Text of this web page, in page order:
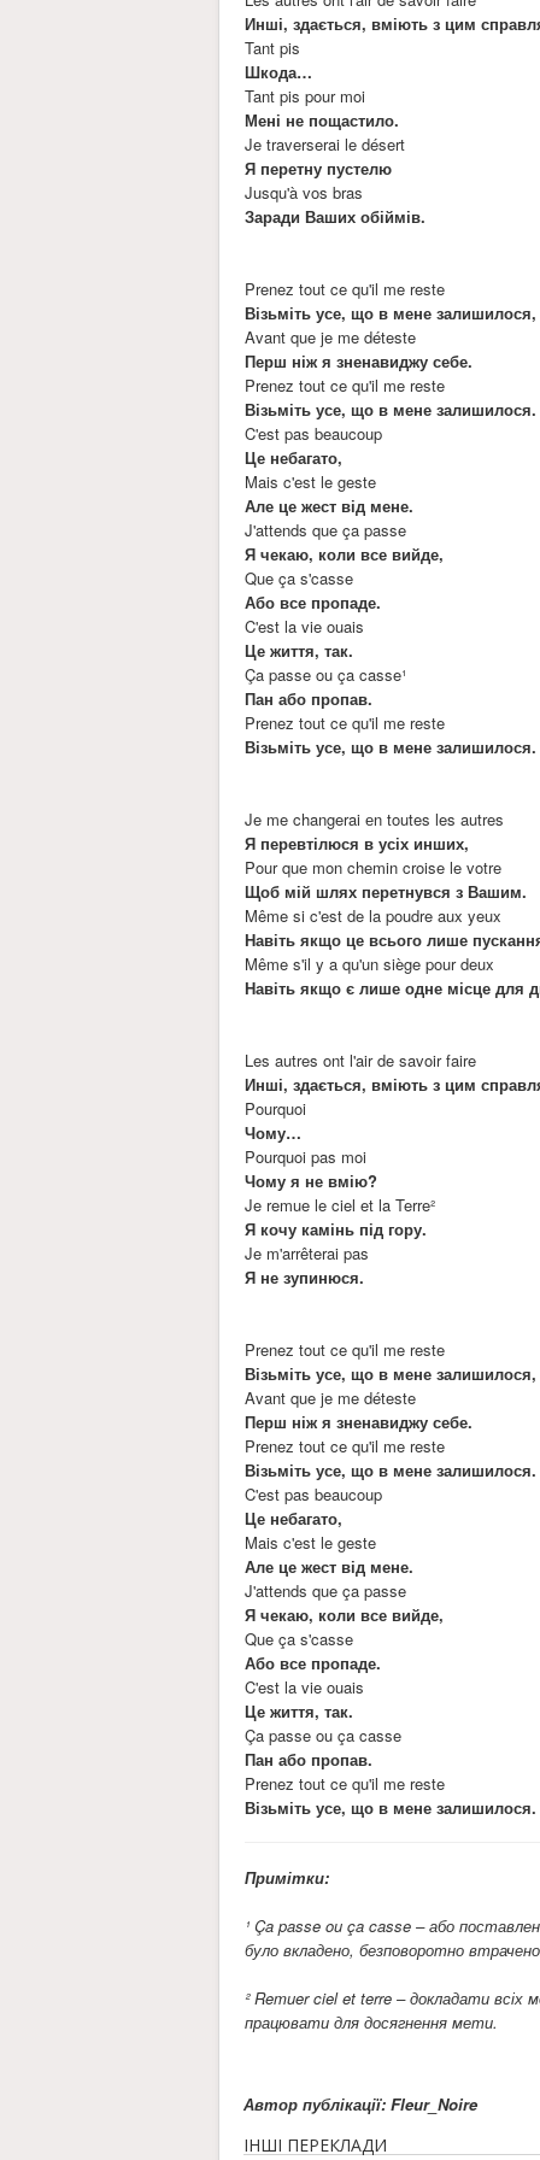
Инші, здається, вміють з цим
Tant pis
Шкода…
Tant pis pour moi
Мені не пощастило.
Je traverserai le désert
Я перетну пустелю
Jusqu'à vos bras
Заради Ваших обіймів.
Prenez tout ce qu'il me reste
Візьміть усе, що в мене залишилося,
Avant que je me déteste
Перш ніж я зненавиджу себе.
Prenez tout ce qu'il me reste
Візьміть усе, що в мене залишилося.
C'est pas beaucoup
Це небагато,
Mais c'est le geste
Але це жест від мене.
J'attends que ça passe
Я чекаю, коли все вийде,
Que ça s'casse
Або все пропаде.
C'est la vie ouais
Це життя, так.
Ça passe ou ça casse¹
Пан або пропав.
Prenez tout ce qu'il me reste
Візьміть усе, що в мене залишилося.
Je me changerai еn toutes les autres
Я перевтілюся в усіх инших,
Pour que mon chemin croise le votre
Щоб мій шлях перетнувся з Вашим.
Même si c'est de la poudre aux yeux
Навіть якщо це всього лише
Même s'il y a qu'un siège pour deux
Навіть якщо є лише одне місце для
Les autres ont l'air de savoir faire
Инші, здається, вміють з цим
Pourquoi
Чому…
Pourquoi pas moi
Чому я не вмію?
Je remue le ciel et la Terre²
Я кочу камінь під гору.
Je m'arrêterai pas
Я не зупинюся.
Prenez tout ce qu'il me reste
Візьміть усе, що в мене залишилося,
Avant que je me déteste
Перш ніж я зненавиджу себе.
Prenez tout ce qu'il me reste
Візьміть усе, що в мене залишилося.
C'est pas beaucoup
Це небагато,
Mais c'est le geste
Але це жест від мене.
J'attends que ça passe
Я чекаю, коли все вийде,
Que ça s'casse
Або все пропаде.
C'est la vie ouais
Це життя, так.
Ça passe ou ça casse
Пан або пропав.
Prenez tout ce qu'il me reste
Візьміть усе, що в мене залишилося.
Примітки:
¹ Ça passe ou ça casse – або
було вкладено, безповоротно
² Remuer ciel et terre – докладати всіх
працювати для досягнення мети.
Автор публікації: Fleur_Noire
ІНШІ ПЕРЕКЛАДИ